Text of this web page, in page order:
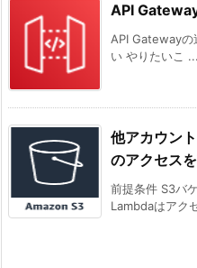
API
API Gatewayの
い やりたいこ ...
他アカウン
のアクセス
前提条件 S3バ
Lambdaはアク